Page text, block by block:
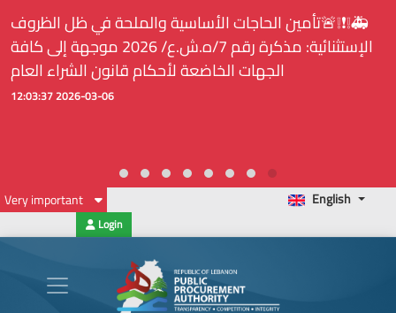
🚑❕❗❕🚨تأمين الحاجات الأساسية والملحة في ظل الظروف
الإستثنائية: مذكرة رقم 7/ه.ش.ع/ 2026 موجهة إلى كافة
الجهات الخاضعة لأحكام قانون الشراء العام
2026-03-06 12:03:37
Very important English
Login